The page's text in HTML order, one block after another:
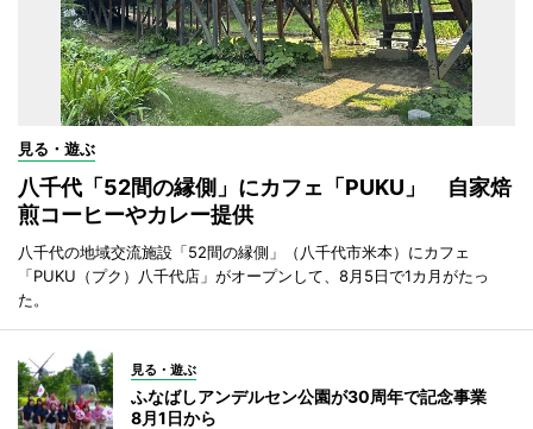
見る・遊ぶ
八千代「52間の縁側」にカフェ「PUKU」 自家焙
煎コーヒーやカレー提供
八千代の地域交流施設「52間の縁側」（八千代市米本）にカフェ
「PUKU（プク）八千代店」がオープンして、8月5日で1カ月がたっ
た。
見る・遊ぶ
ふなばしアンデルセン公園が30周年で記念事業
8月1日から